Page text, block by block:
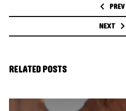
PREV
NEXT
RELATED POSTS